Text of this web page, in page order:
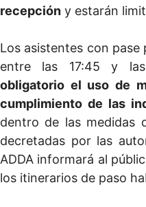
recepción y estarán
Los asistentes con pase
entre las 17:45 y
obligatorio el uso de
cumplimiento de las
dentro de las medidas
decretadas por las
ADDA informará al
los itinerarios de paso